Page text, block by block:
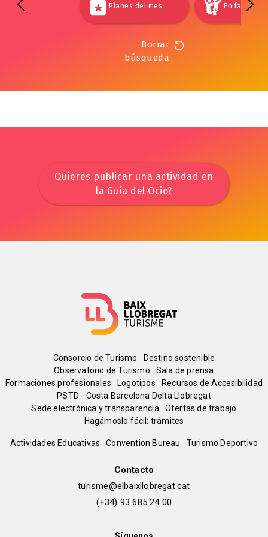
Planes del mes En familia
Borrar
búsqueda
Quieres publicar una actividad en
la Guía del Ocio?
Menú
del
pie
Consorcio de Turismo
Destino sostenible
Observatorio de Turismo
Sala de prensa
Formaciones profesionales
Logotipos
Recursos de Accesibilidad
PSTD - Costa Barcelona Delta Llobregat
Sede electrónica y transparencia
Ofertas de trabajo
Hagámoslo fácil: trámites
Peu
Actividades Educativas Convention Bureau Turismo Deportivo
Contacto
turisme@elbaixllobregat.cat
(+34) 93 685 24 00